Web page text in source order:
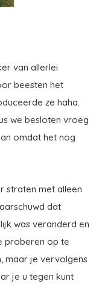
van allerlei
beesten het
ze haha.
we besloten vroeg
omdat het nog
straten met alleen
dat
was veranderd en
proberen op te
maar je vervolgens
je u tegen kunt